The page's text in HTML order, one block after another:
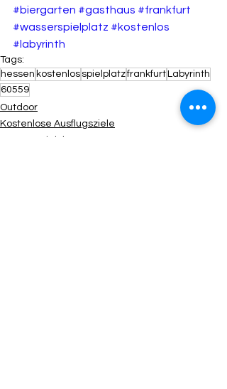
#biergarten #gasthaus #frankfurt
#wasserspielplatz #kostenlos
#labyrinth
Tags:
hessen kostenlos spielplatzfrankfurt Labyrinth
60559
Outdoor
Kostenlose Ausflugsziele